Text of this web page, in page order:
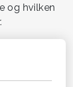
og hvilken